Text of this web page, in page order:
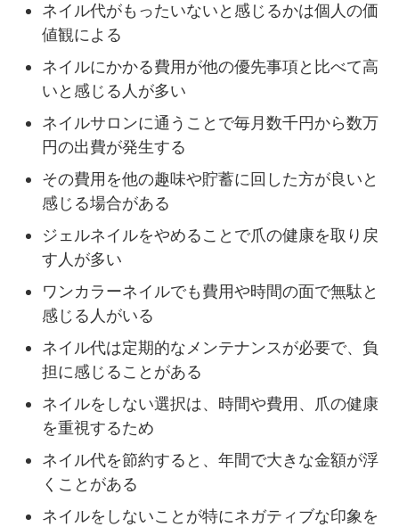
ネイル代がもったいないと感じるかは個人の価
値観による
ネイルにかかる費用が他の優先事項と比べて高
いと感じる人が多い
ネイルサロンに通うことで毎月数千円から数万
円の出費が発生する
その費用を他の趣味や貯蓄に回した方が良いと
感じる場合がある
ジェルネイルをやめることで爪の健康を取り戻
す人が多い
ワンカラーネイルでも費用や時間の面で無駄と
感じる人がいる
ネイル代は定期的なメンテナンスが必要で、負
担に感じることがある
ネイルをしない選択は、時間や費用、爪の健康
を重視するため
ネイル代を節約すると、年間で大きな金額が浮
くことがある
ネイルをしないことが特にネガティブな印象を